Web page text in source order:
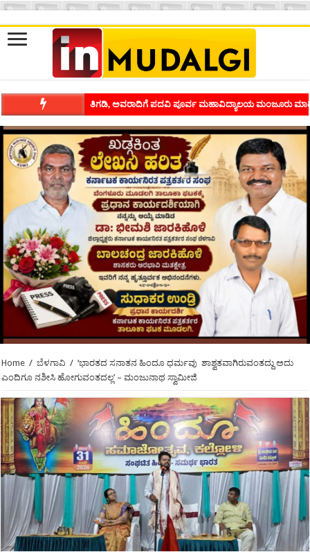
ಶಿವಾಪುರದಲ್ಲಿ ಕವಿಗೋಷ್ಠಿಯ ಸಂಭ್ರಮ ಭಾವನೆಗಳನ್ನು ಕಟ್ಟಿಕೊಡುವ
Home / ಬೆಳಗಾವಿ / ‘ಭಾರತದ ಸನಾತನ ಹಿಂದೂ ಧರ್ಮವು ಶಾಶ್ವತವಾಗಿರುವಂತದ್ದು ಅದು
ಎಂದಿಗೂ ನಶೀಸಿ ಹೋಗುವಂತದಲ್ಲ’ – ಮಂಜುನಾಥ ಸ್ವಾಮೀಜಿ